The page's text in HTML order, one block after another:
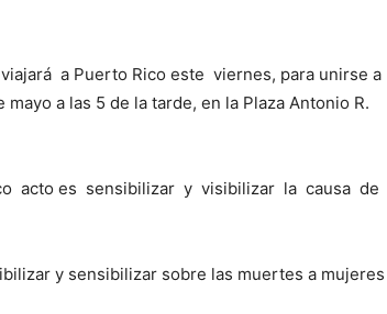
a Puerto Rico este viernes, para unirse a
a las 5 de la tarde, en la Plaza Antonio R.
acto es sensibilizar y visibilizar la causa de
y sensibilizar sobre las muertes a mujeres